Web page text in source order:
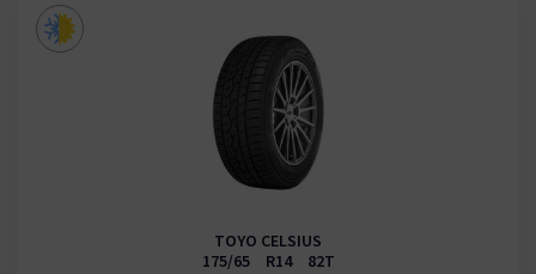
TOYO CELSIUS
175/65 R14 82T